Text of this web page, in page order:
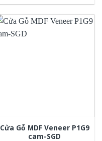
Cửa Gỗ MDF Veneer P1G9
cam-SGD